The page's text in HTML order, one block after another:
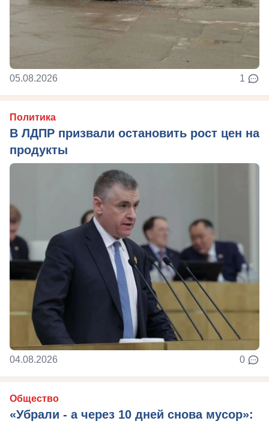
05.08.2026 1
Политика
В ЛДПР призвали остановить рост цен на
продукты
04.08.2026 0
Общество
«Убрали - а через 10 дней снова мусор»: